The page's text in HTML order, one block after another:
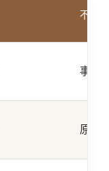
不真
事實
原則